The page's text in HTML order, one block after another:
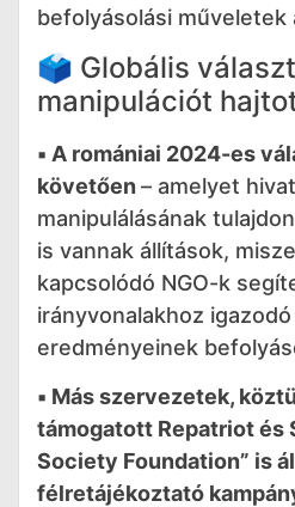
befolyásolási műveletek
🗳 Globális
manipulációt
▪️ A romániai 2024-es
követően – amelyet
manipulálásának
is vannak állítások,
kapcsolódó NGO-k
irányvonalakhoz
eredményeinek
▪️ Más szervezetek,
támogatott Repatriot és
Society Foundation” is
félretájékoztató